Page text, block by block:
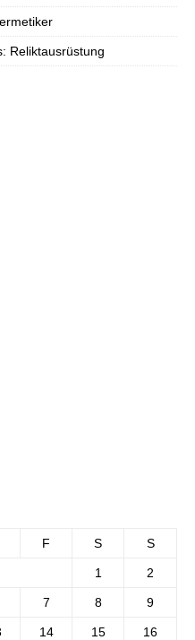
Reliktausrüstung
F S S
1 2
7 8 9
14 15 16